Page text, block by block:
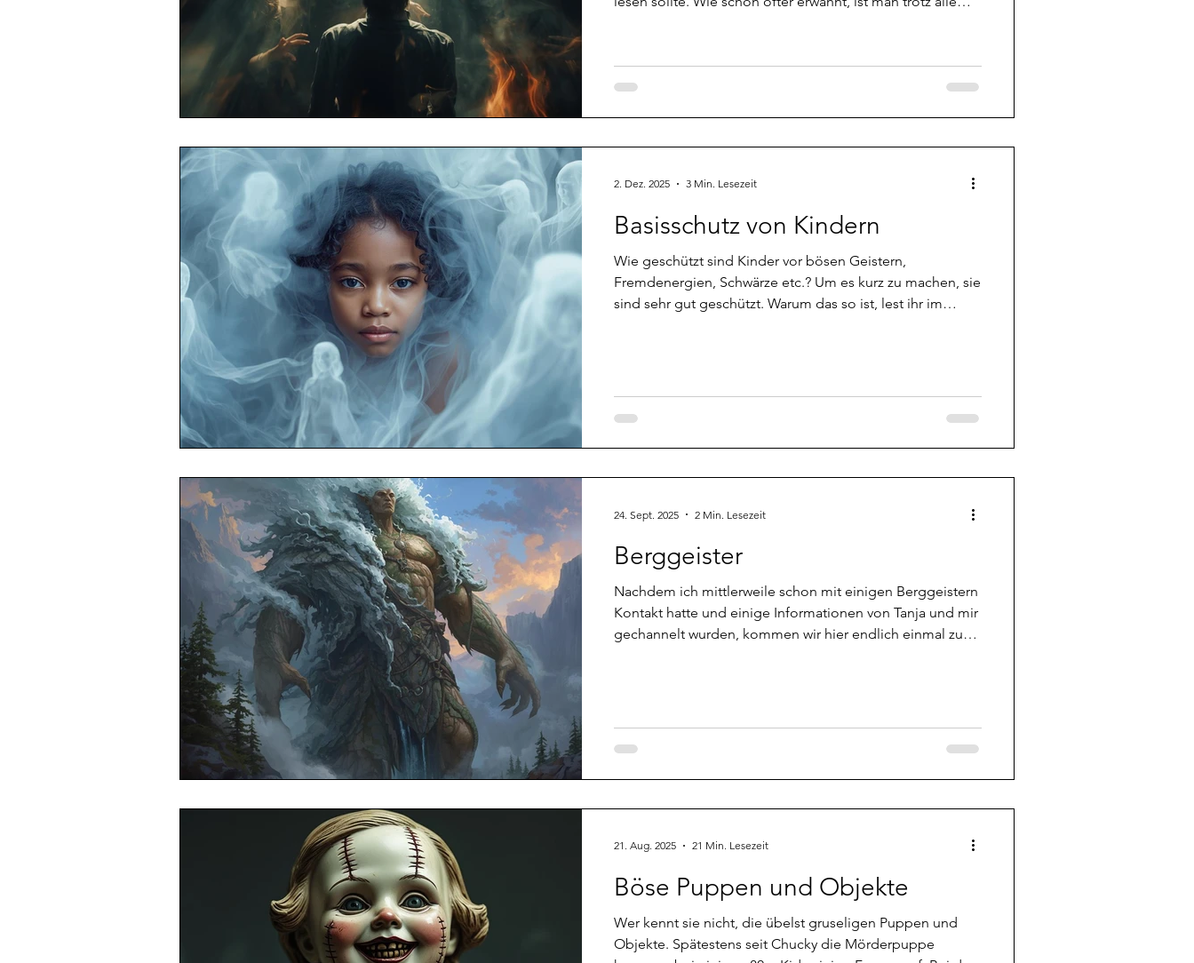
Eigenverantwortung obliegt einem allerdings auch. ...
Eines der Dinge, auf die ich anfangs hingewiesen wurde,
Basisschutz von Kindern
Wie geschützt sind Kinder vor bösen Geistern,
Fremdenergien, Schwärze etc.? Um es kurz zu machen, sie
sind sehr gut geschützt. Warum das so ist, lest ihr im
vi
2. Dez. 2025 3 Min. Lesezeit
Berggeister
Nachdem ich mittlerweile schon mit einigen Berggeistern
Kontakt hatte und einige Informationen von Tanja und mir
gechannelt wurden, kommen wir hier endlich einmal zu
Berggeister unter dem Oberbegriff Naturgeister
24. Sept. 2025 2 Min. Lesezeit
Böse Puppen und Objekte
Wer kennt sie nicht, die übelst gruseligen Puppen und
Objekte. Spätestens seit Chucky die Mörderpuppe
21. Aug. 2025 21 Min. Lesezeit